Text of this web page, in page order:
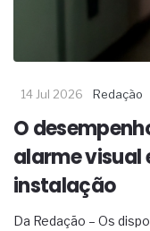
14 Jul 2026 Redação
O
alarme visual
instalação
Da Redação – Os